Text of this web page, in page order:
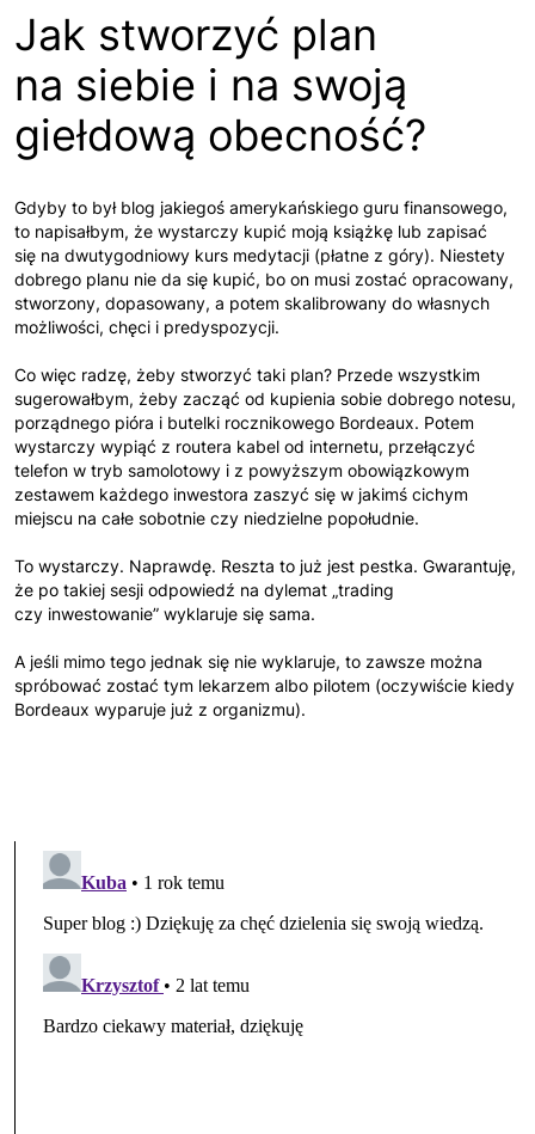
Jak stworzyć plan
na siebie i na swoją
giełdową obecność?
Gdyby to był blog jakiegoś amerykańskiego guru finansowego,
to napisałbym, że wystarczy kupić moją książkę lub zapisać
się na dwutygodniowy kurs medytacji (płatne z góry). Niestety
dobrego planu nie da się kupić, bo on musi zostać opracowany,
stworzony, dopasowany, a potem skalibrowany do własnych
możliwości, chęci i predyspozycji.
Co więc radzę, żeby stworzyć taki plan? Przede wszystkim
sugerowałbym, żeby zacząć od kupienia sobie dobrego notesu,
porządnego pióra i butelki rocznikowego Bordeaux. Potem
wystarczy wypiąć z routera kabel od internetu, przełączyć
telefon w tryb samolotowy i z powyższym obowiązkowym
zestawem każdego inwestora zaszyć się w jakimś cichym
miejscu na całe sobotnie czy niedzielne popołudnie.
To wystarczy. Naprawdę. Reszta to już jest pestka. Gwarantuję,
że po takiej sesji odpowiedź na dylemat „trading
czy inwestowanie” wyklaruje się sama.
A jeśli mimo tego jednak się nie wyklaruje, to zawsze można
spróbować zostać tym lekarzem albo pilotem (oczywiście kiedy
Bordeaux wyparuje już z organizmu).